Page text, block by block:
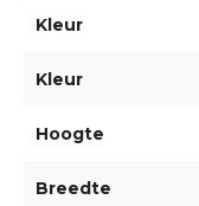
Kleur
Kleur
Hoogte
Breedte